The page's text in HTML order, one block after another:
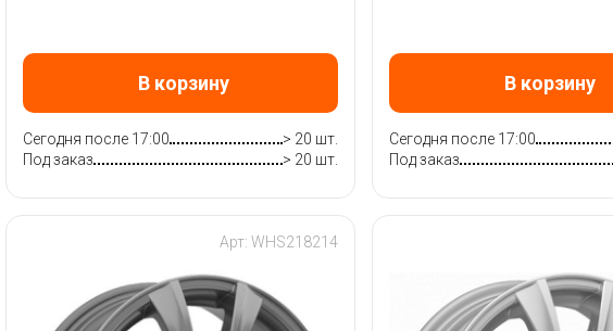
В корзину
Сегодня после 17:00
> 20 шт.
Под заказ
> 20 шт.
В корзину
Сегодня после 17:00
Под заказ
Арт: WHS218214